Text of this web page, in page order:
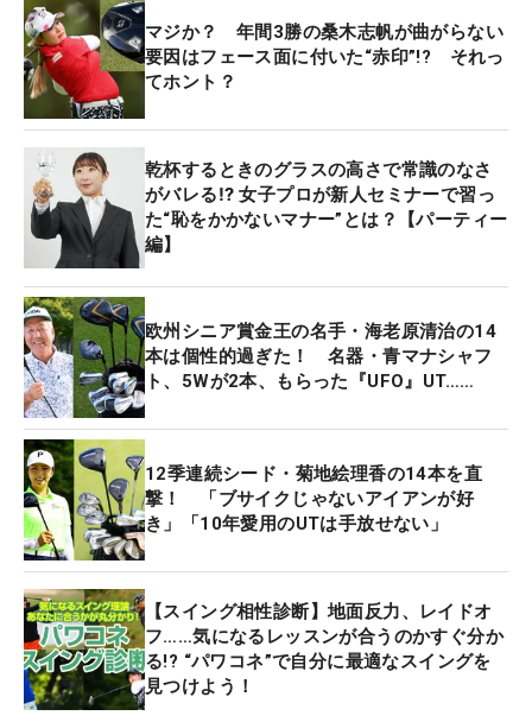
マジか？ 年間3勝の桑木志帆が曲がらない
要因はフェース面に付いた“赤印”!? それっ
てホント？
乾杯するときのグラスの高さで常識のなさ
がバレる⁉ 女子プロが新人セミナーで習っ
た“恥をかかないマナー”とは？【パーティー
編】
欧州シニア賞金王の名手・海老原清治の14
本は個性的過ぎた！ 名器・青マナシャフ
ト、5Wが2本、もらった『UFO』UT……
12季連続シード・菊地絵理香の14本を直
撃！ 「ブサイクじゃないアイアンが好
き」「10年愛用のUTは手放せない」
【スイング相性診断】地面反力、レイドオ
フ……気になるレッスンが合うのかすぐ分か
る!? “パワコネ”で自分に最適なスイングを
見つけよう！